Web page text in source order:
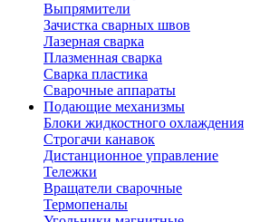
Выпрямители
Зачистка сварных швов
Лазерная сварка
Плазменная сварка
Сварка пластика
Сварочные аппараты
Подающие механизмы
Блоки жидкостного охлаждения
Строгачи канавок
Дистанционное управление
Тележки
Вращатели сварочные
Термопеналы